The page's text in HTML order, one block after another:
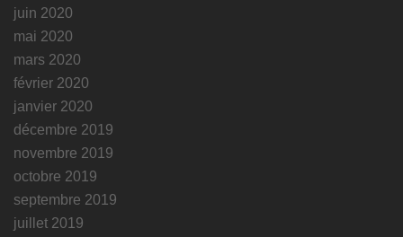
juin 2020
mai 2020
mars 2020
février 2020
janvier 2020
décembre 2019
novembre 2019
octobre 2019
septembre 2019
juillet 2019